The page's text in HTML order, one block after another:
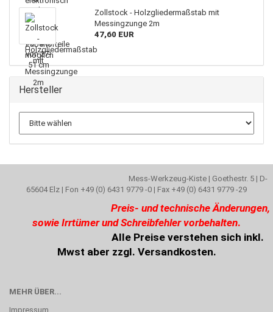
Zollstock - Holzgliedermaßstab mit
Messingzunge 2m
47,60 EUR
Hersteller
Mess-Werkzeug-Kiste | Goethestr. 5 | D-
65604 Elz | Fon +49 (0) 6431 9779 -0 | Fax +49 (0) 6431 9779 -29
Preis- und technische Änderungen,
sowie Irrtümer und Schreibfehler vorbehalten.
Alle Preise verstehen sich inkl.
Mwst aber zzgl. Versandkosten.
MEHR ÜBER...
Impressum